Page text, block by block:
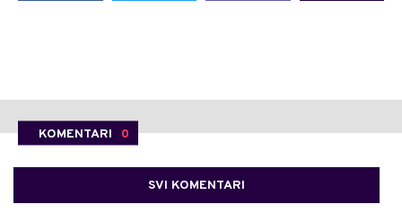
KOMENTARI 0
SVI KOMENTARI